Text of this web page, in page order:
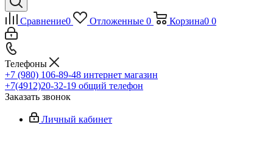
Сравнение0 Отложенные 0 Корзина0 0
Телефоны
+7 (980) 106-89-48 интернет магазин
+7(4912)20-32-19 общий телефон
Заказать звонок
Личный кабинет